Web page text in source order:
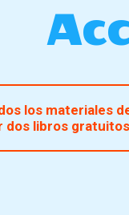
los materiales
dos libros